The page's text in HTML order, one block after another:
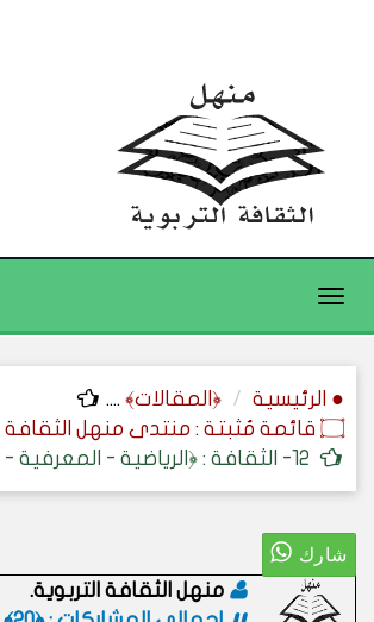
Toggle
● الرئيسية ﴿المقالات﴾ ....
۝ قائمة مُثبتة : منتدى منهل الثقافة التربوية.
منهل الثقافة التربوية.